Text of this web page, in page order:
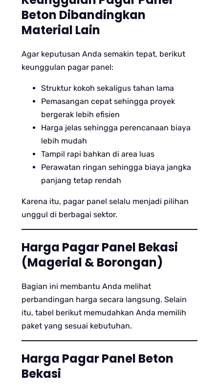
Beton Dibandingkan
Material Lain
Agar keputusan Anda semakin tepat, berikut
keunggulan pagar panel:
Struktur kokoh sekaligus tahan lama
Pemasangan cepat sehingga proyek
bergerak lebih efisien
Harga jelas sehingga perencanaan biaya
lebih mudah
Tampil rapi bahkan di area luas
Perawatan ringan sehingga biaya jangka
panjang tetap rendah
Karena itu, pagar panel selalu menjadi pilihan
unggul di berbagai sektor.
Harga Pagar Panel Bekasi
(Magerial & Borongan)
Bagian ini membantu Anda melihat
perbandingan harga secara langsung. Selain
itu, tabel berikut memudahkan Anda memilih
paket yang sesuai kebutuhan.
Harga Pagar Panel Beton
Bekasi